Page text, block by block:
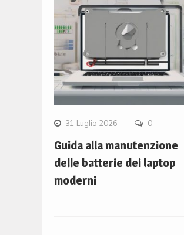
31 Luglio 2026 0
Guida alla manutenzione
delle batterie dei laptop
moderni